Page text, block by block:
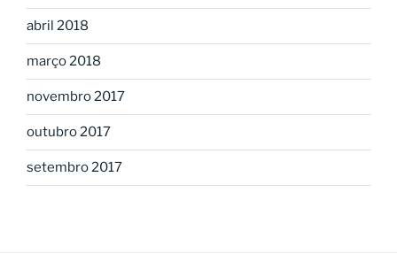
abril 2018
março 2018
novembro 2017
outubro 2017
setembro 2017